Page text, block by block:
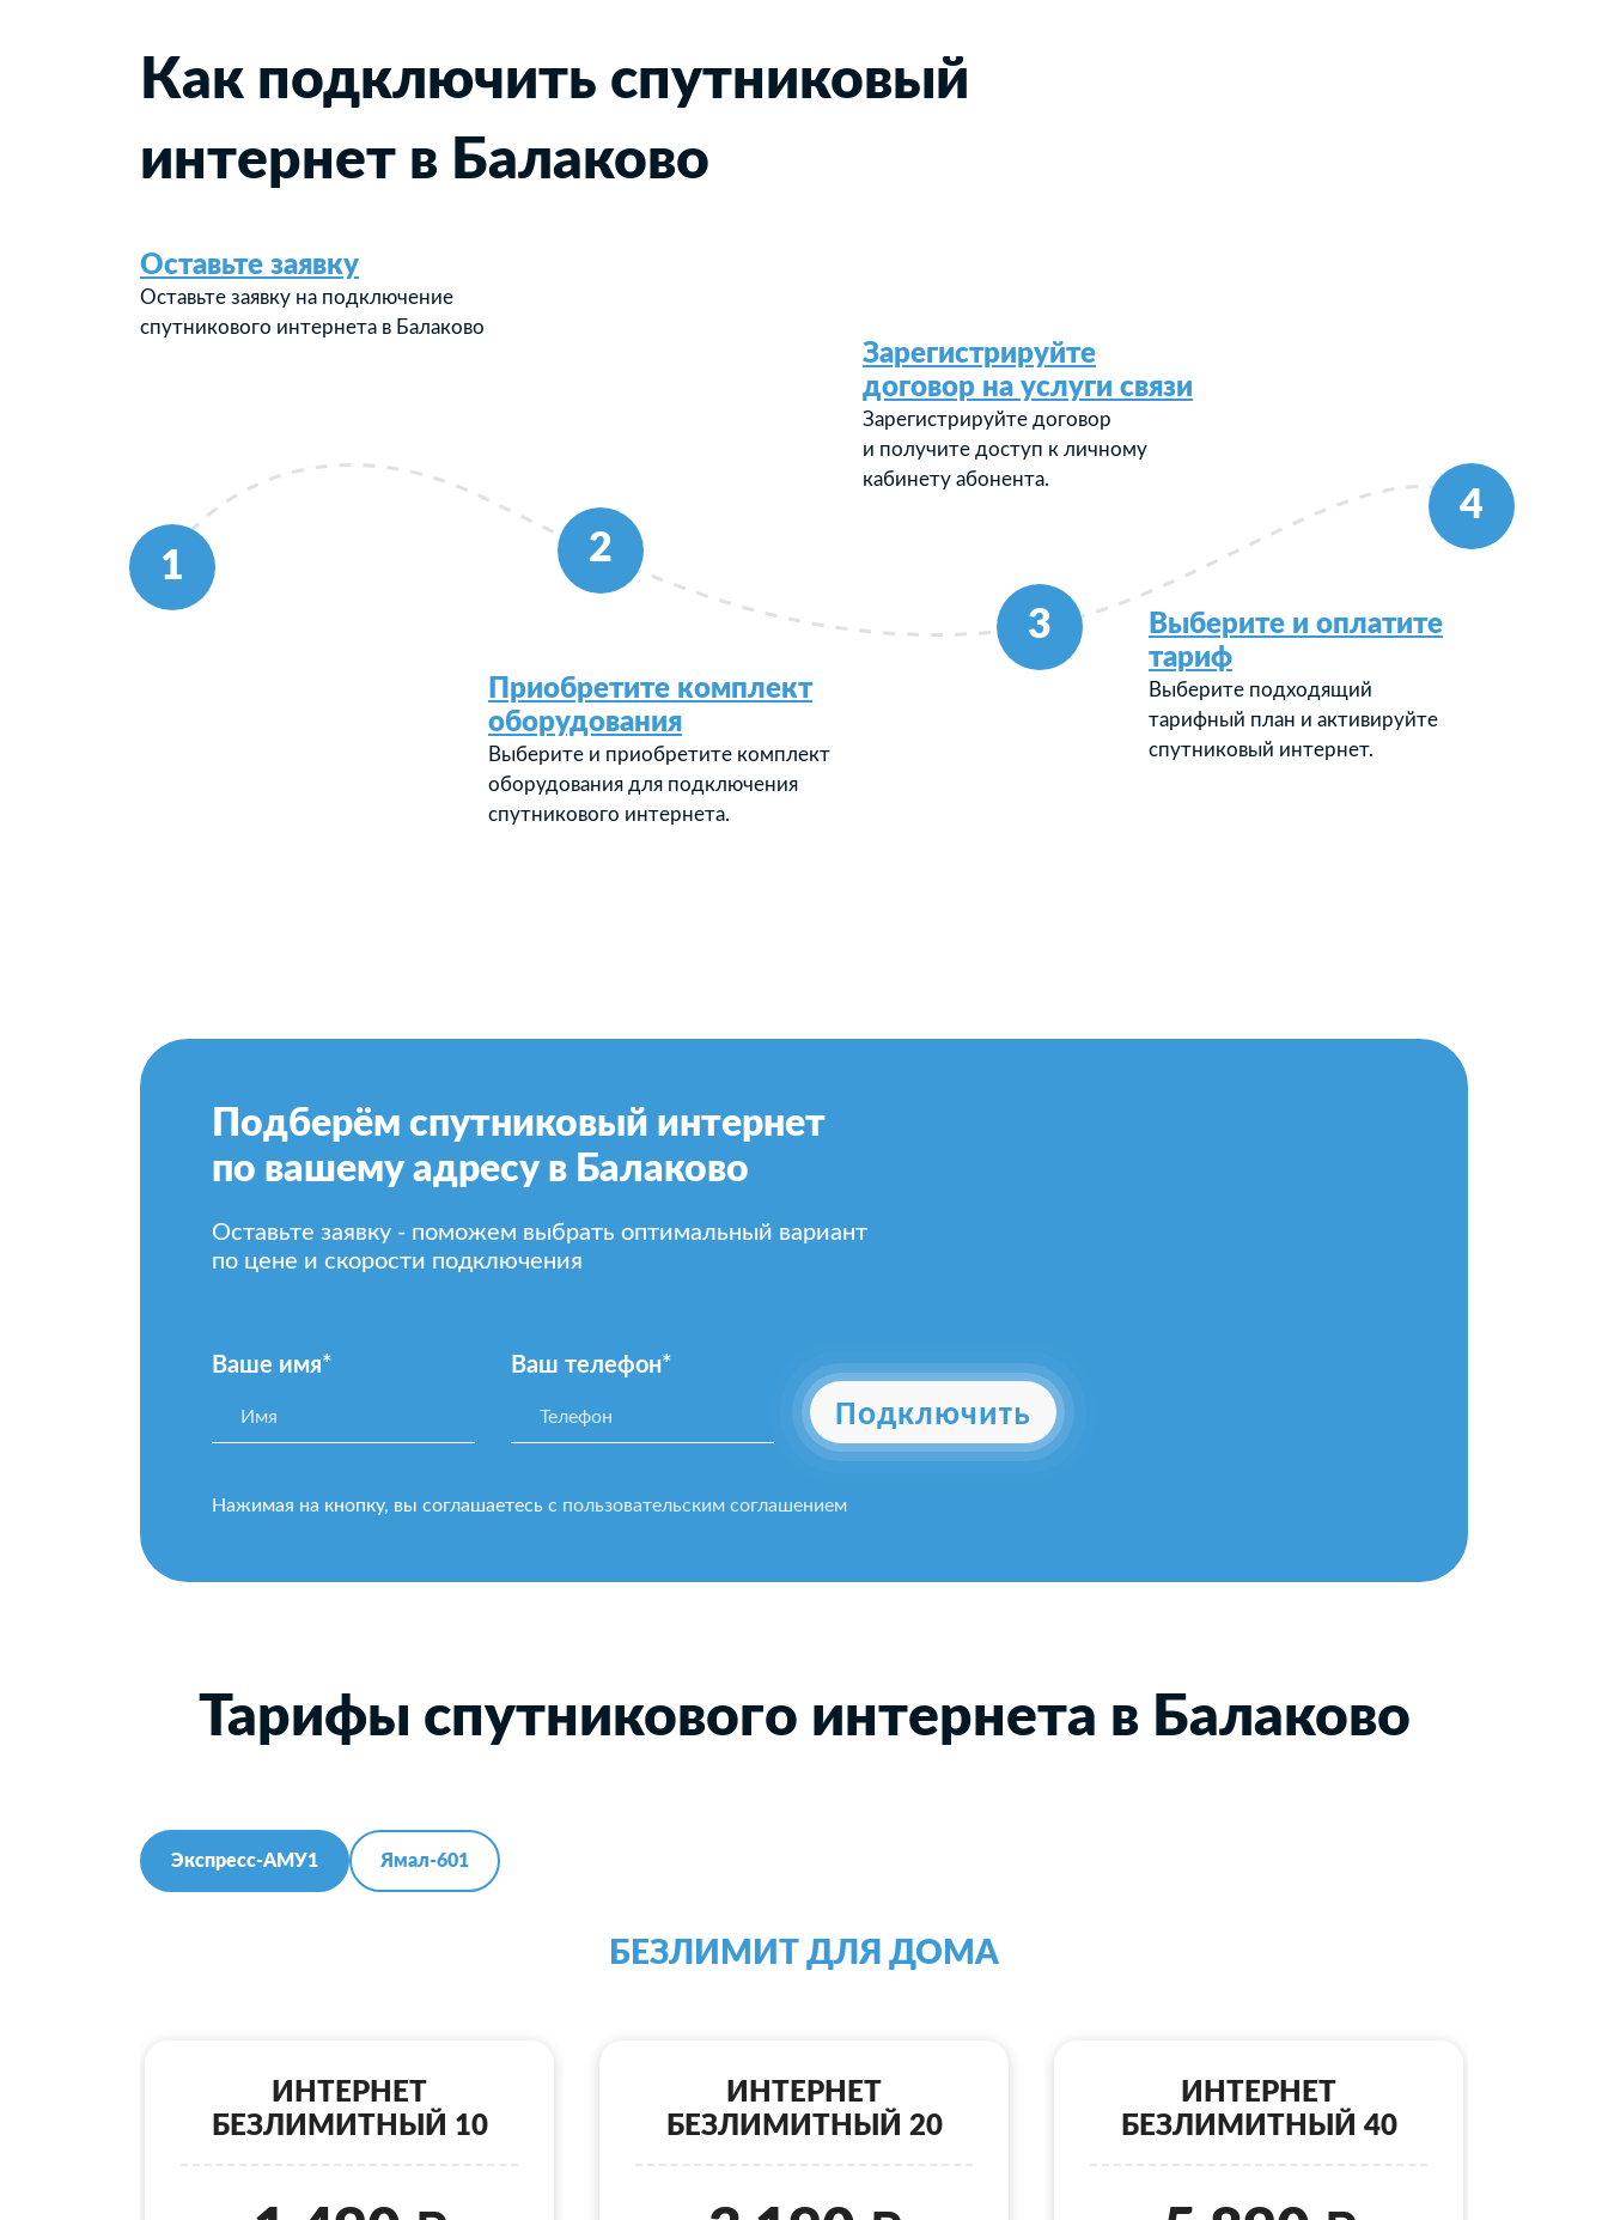
Как подключить спутниковый
интернет в Балаково
1
2
3
4
Оставьте заявку
Оставьте заявку на подключение
спутникового интернета в Балаково
Приобретите комплект
оборудования
Выберите и приобретите комплект
оборудования для подключения
спутникового интернета.
Зарегистрируйте
договор на услуги связи
Зарегистрируйте договор
и получите доступ к личному
кабинету абонента.
Выберите и оплатите
тариф
Выберите подходящий
тарифный план и активируйте
спутниковый интернет.
Подберём спутниковый интернет
по вашему адресу в Балаково
Оставьте заявку - поможем выбрать оптимальный вариант
по цене и скорости подключения
Ваше имя* Ваш телефон*
Подключить
Нажимая на кнопку, вы соглашаетесь с пользовательским соглашением
Тарифы спутникового интернета в Балаково
Экспресс-АМУ1 Ямал-601
БЕЗЛИМИТ ДЛЯ ДОМА
ИНТЕРНЕТ
БЕЗЛИМИТНЫЙ 10
ИНТЕРНЕТ
БЕЗЛИМИТНЫЙ 20
ИНТЕРНЕТ
БЕЗЛИМИТНЫЙ 40